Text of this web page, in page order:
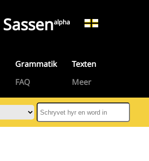
Sassenalpha
Grammatik
Texten
FAQ Meer